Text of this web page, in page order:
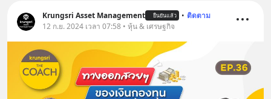
Krungsri Asset Management ยืนยันแล้ว • ติดตาม
12 ก.ย. 2024 เวลา 07:58 • หุ้น & เศรษฐกิจ